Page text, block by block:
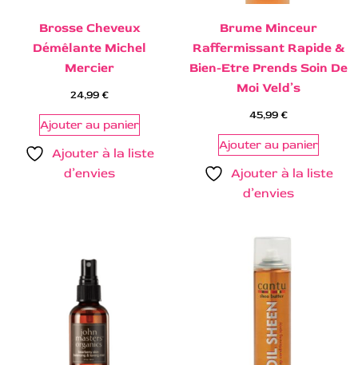
Brosse Cheveux
Démêlante Michel
Mercier
24,99€
Ajouter au panier
Ajouter à la liste
d’envies
Brume Minceur
Raffermissant Rapide &
Bien-Etre Prends Soin De
Moi Veld’s
45,99€
Ajouter au panier
Ajouter à la liste
d’envies